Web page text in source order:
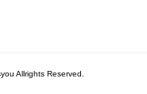
Allrights Reserved.